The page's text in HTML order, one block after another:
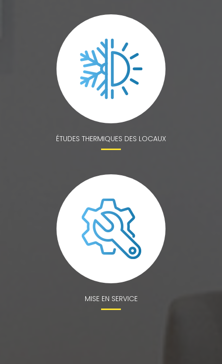
ÉTUDES THERMIQUES DES LOCAUX
MISE EN SERVICE